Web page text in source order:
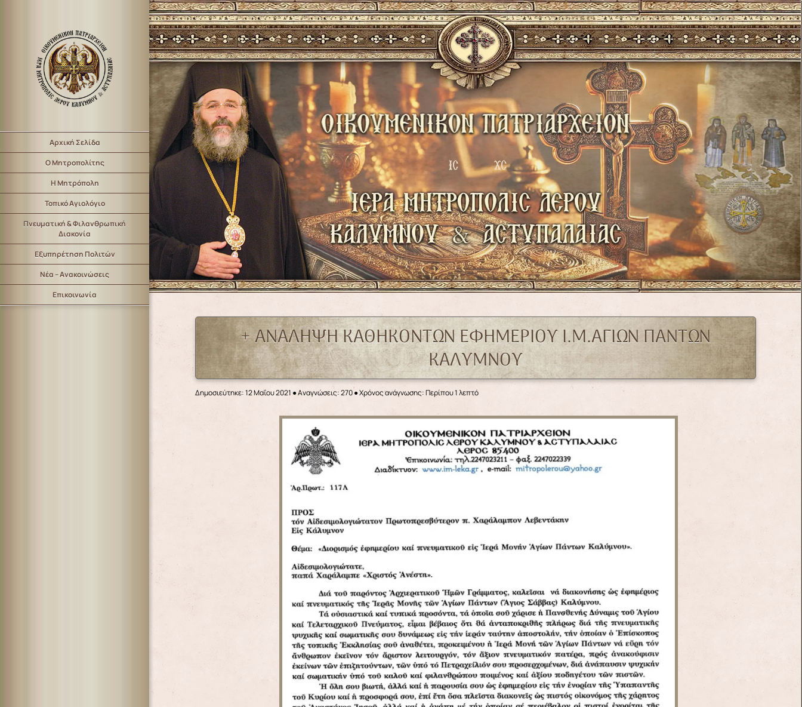
Αρχική Σελίδα
Ο Μητροπολίτης
Η Μητρόπολη
Τοπικό Αγιολόγιο
Πνευματική & Φιλανθρωπική
Διακονία
Εξυπηρέτηση Πολιτών
Νέα – Ανακοινώσεις
Επικοινωνία
+ ΑΝΑΛΗΨΗ ΚΑΘΗΚΟΝΤΩΝ ΕΦΗΜΕΡΙΟΥ Ι.Μ.ΑΓΙΩΝ ΠΑΝΤΩΝ
ΚΑΛΥΜΝΟΥ
Δημοσιεύτηκε: 12 Μαΐου 2021 ●Αναγνώσεις: 270● Χρόνος ανάγνωσης: Περίπου 1 λεπτό